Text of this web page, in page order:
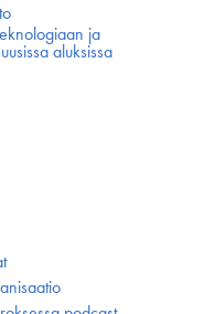
ja
aluksissa